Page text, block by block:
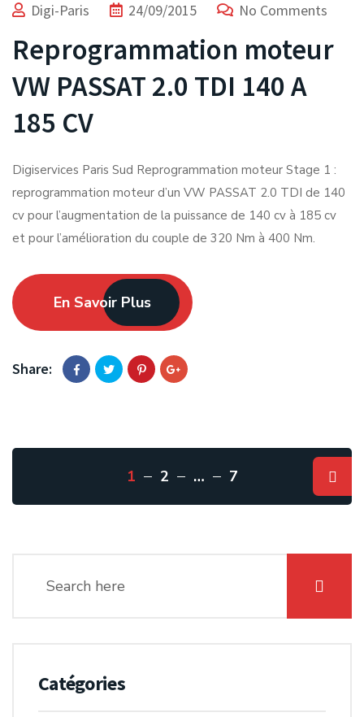
Digi-Paris 24/09/2015 No Comments
Reprogrammation moteur
VW PASSAT 2.0 TDI 140 A
185 CV
Digiservices Paris Sud Reprogrammation moteur Stage 1 :
reprogrammation moteur d’un VW PASSAT 2.0 TDI de 140
cv pour l’augmentation de la puissance de 140 cv à 185 cv
et pour l’amélioration du couple de 320 Nm à 400 Nm.
En Savoir Plus
Share:
1 2 … 7
Catégories